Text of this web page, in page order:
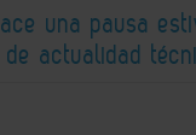
una pausa
actualidad